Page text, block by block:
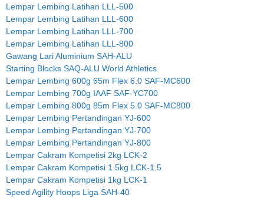
Lempar Lembing Latihan LLL-500
Lempar Lembing Latihan LLL-600
Lempar Lembing Latihan LLL-700
Lempar Lembing Latihan LLL-800
Gawang Lari Aluminium SAH-ALU
Starting Blocks SAQ-ALU World Athletics
Lempar Lembing 600g 65m Flex 6.0 SAF-MC600
Lempar Lembing 700g IAAF SAF-YC700
Lempar Lembing 800g 85m Flex 5.0 SAF-MC800
Lempar Lembing Pertandingan YJ-600
Lempar Lembing Pertandingan YJ-700
Lempar Lembing Pertandingan YJ-800
Lempar Cakram Kompetisi 2kg LCK-2
Lempar Cakram Kompetisi 1.5kg LCK-1.5
Lempar Cakram Kompetisi 1kg LCK-1
Speed Agility Hoops Liga SAH-40